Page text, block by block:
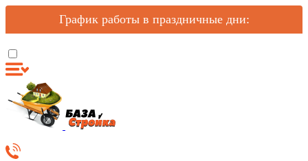
График работы в праздничные дни: